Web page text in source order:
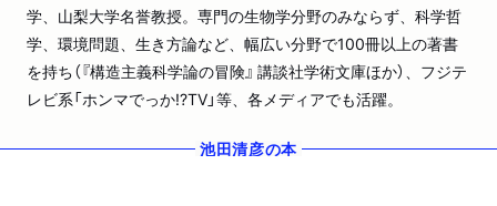
学、山梨大学名誉教授。専門の生物学分野のみならず、科学哲
学、環境問題、生き方論など、幅広い分野で100冊以上の著書
を持ち（『構造主義科学論の冒険』 講談社学術文庫ほか）、フジテ
レビ系「ホンマでっか!?TV」等、各メディアでも活躍。
池田清彦の本